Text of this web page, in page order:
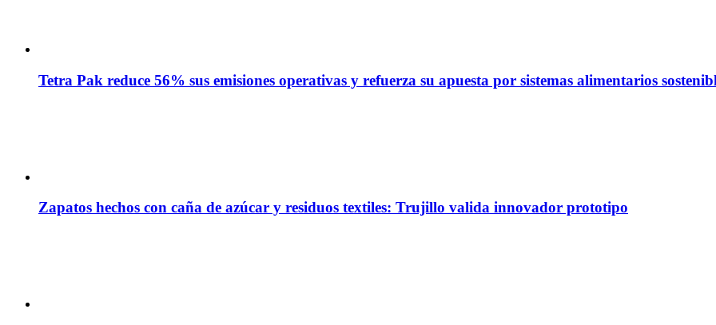
Tetra Pak reduce 56% sus emisiones operativas y refuerza su apuesta por sistemas alimentarios
Zapatos hechos con caña de azúcar y residuos textiles: Trujillo valida innovador prototipo